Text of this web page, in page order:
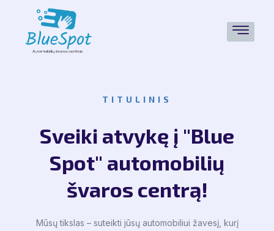
TITULINIS
Sveiki atvykę į "Blue
Spot" automobilių
švaros centrą!
Mūsų tikslas – suteikti jūsų automobiliui žavesį, kurį